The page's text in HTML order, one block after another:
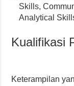
Skills,
Analytical
Kualifikasi
Keterampilan